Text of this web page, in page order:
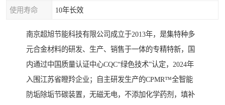
使用寿命 10年长效
南京超旭节能科技有限公司成立于2013年，是集特种多
元合金材料的研发、生产、销售于一体的专精特新，国
内通过中国质量认证中心CQC“绿色技术”认定，2024年
入围江苏省瞪羚企业；自主研发生产的CPMR™全智能
防垢除垢节碳装置，无磁无电，不添加化学药剂，填补